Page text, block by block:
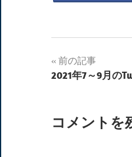
投
稿
ビ
前の記事
2021年7～9月の
コメントを